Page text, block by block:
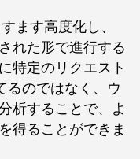
ます高度化し、
れた形で進行する
特定のリクエスト
るのではなく、ウ
析することで、よ
得ることができま